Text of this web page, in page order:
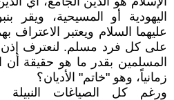
اليهودية أو المسيحية،
عليهما السلام ويعتبر الاعتراف
على كل فرد مسلم. لنعترف إذن
المسلمين بقدر ما هو حقيقة أن
زمانياً، وهو "خاتم" الأديان؟
ورغم كل الصياغات النبيلة